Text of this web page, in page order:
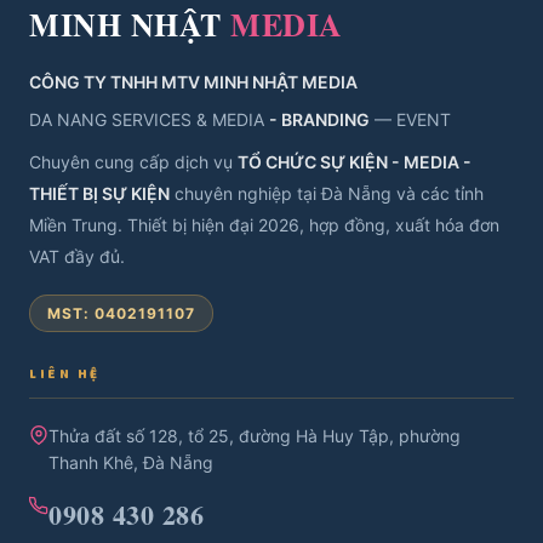
MINH NHẬT MEDIA
CÔNG TY TNHH MTV MINH NHẬT MEDIA
DA NANG SERVICES & MEDIA - BRANDING — EVENT
Chuyên cung cấp dịch vụ TỔ CHỨC SỰ KIỆN - MEDIA -
THIẾT BỊ SỰ KIỆN chuyên nghiệp tại Đà Nẵng và các tỉnh
Miền Trung. Thiết bị hiện đại 2026, hợp đồng, xuất hóa đơn
VAT đầy đủ.
MST: 0402191107
LIÊN HỆ
Thửa đất số 128, tổ 25, đường Hà Huy Tập, phường
Thanh Khê, Đà Nẵng
0908 430 286